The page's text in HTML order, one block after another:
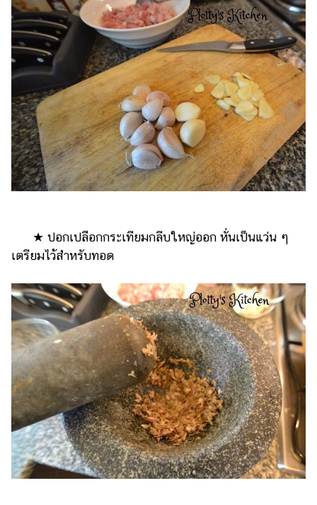
★ ปอกเปลือกกระเทียมกลีบใหญ่ออก หั่นเป็นแว่น ๆ
เตรียมไว้สำหรับทอด